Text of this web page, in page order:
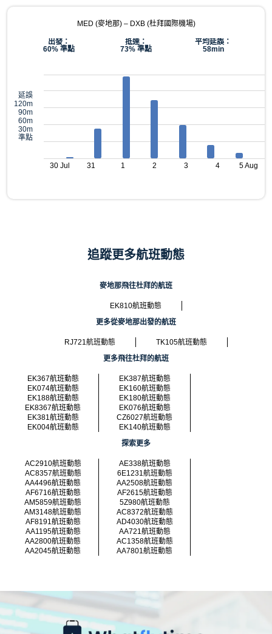
MED (麥地那) – DXB (杜拜國際機場)
出發：
60% 準點
抵達：
73% 準點
平均延誤：
58min
延誤
120m
90m
60m
30m
準點
30 Jul 31 1 2 3 4 5 Aug
追蹤更多航班動態
麥地那飛往杜拜的航班
EK810航班動態
更多從麥地那出發的航班
RJ721航班動態
TK105航班動態
更多飛往杜拜的航班
EK367航班動態
EK387航班動態
EK074航班動態
EK160航班動態
EK188航班動態
EK180航班動態
EK8367航班動態
EK076航班動態
EK381航班動態
CZ6027航班動態
EK004航班動態
EK140航班動態
探索更多
AC2910航班動態
AE338航班動態
AC8357航班動態
6E1231航班動態
AA4496航班動態
AA2508航班動態
AF6716航班動態
AF2615航班動態
AM5859航班動態
5Z980航班動態
AM3148航班動態
AC8372航班動態
AF8191航班動態
AD4030航班動態
AA1195航班動態
AA721航班動態
AA2800航班動態
AC1358航班動態
AA2045航班動態
AA7801航班動態